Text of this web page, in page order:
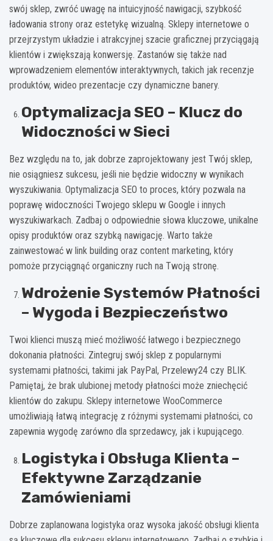
swój sklep, zwróć uwagę na intuicyjność nawigacji, szybkość
ładowania strony oraz estetykę wizualną. Sklepy internetowe o
przejrzystym układzie i atrakcyjnej szacie graficznej przyciągają
klientów i zwiększają konwersję. Zastanów się także nad
wprowadzeniem elementów interaktywnych, takich jak recenzje
produktów, wideo prezentacje czy dynamiczne banery.
Optymalizacja SEO – Klucz do
Widoczności w Sieci
Bez względu na to, jak dobrze zaprojektowany jest Twój sklep,
nie osiągniesz sukcesu, jeśli nie będzie widoczny w wynikach
wyszukiwania. Optymalizacja SEO to proces, który pozwala na
poprawę widoczności Twojego sklepu w Google i innych
wyszukiwarkach. Zadbaj o odpowiednie słowa kluczowe, unikalne
opisy produktów oraz szybką nawigację. Warto także
zainwestować w link building oraz content marketing, który
pomoże przyciągnąć organiczny ruch na Twoją stronę.
Wdrożenie Systemów Płatności
– Wygoda i Bezpieczeństwo
Twoi klienci muszą mieć możliwość łatwego i bezpiecznego
dokonania płatności. Zintegruj swój sklep z popularnymi
systemami płatności, takimi jak PayPal, Przelewy24 czy BLIK.
Pamiętaj, że brak ulubionej metody płatności może zniechęcić
klientów do zakupu. Sklepy internetowe WooCommerce
umożliwiają łatwą integrację z różnymi systemami płatności, co
zapewnia wygodę zarówno dla sprzedawcy, jak i kupującego.
Logistyka i Obsługa Klienta –
Efektywne Zarządzanie
Zamówieniami
Dobrze zaplanowana logistyka oraz wysoka jakość obsługi klienta